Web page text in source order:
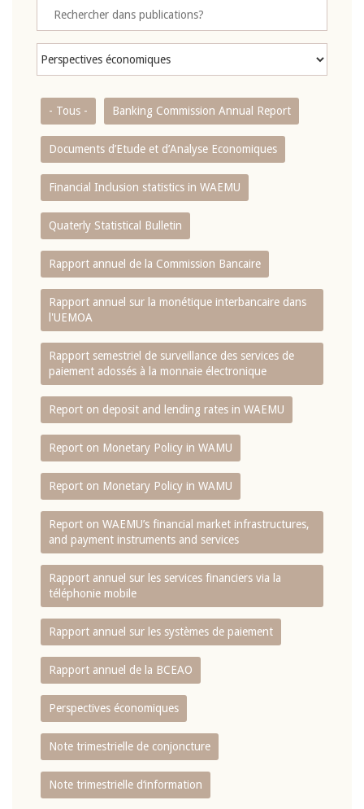
- Tous - Banking Commission Annual Report
Documents d’Etude et d’Analyse Economiques
Financial Inclusion statistics in WAEMU
Quaterly Statistical Bulletin
Rapport annuel de la Commission Bancaire
Rapport annuel sur la monétique interbancaire dans
l'UEMOA
Rapport semestriel de surveillance des services de
paiement adossés à la monnaie électronique
Report on deposit and lending rates in WAEMU
Report on Monetary Policy in WAMU
Report on Monetary Policy in WAMU
Report on WAEMU’s financial market infrastructures,
and payment instruments and services
Rapport annuel sur les services financiers via la
téléphonie mobile
Rapport annuel sur les systèmes de paiement
Rapport annuel de la BCEAO
Perspectives économiques
Note trimestrielle de conjoncture
Note trimestrielle d‘information